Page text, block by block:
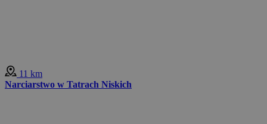
11 km
Narciarstwo w Tatrach Niskich